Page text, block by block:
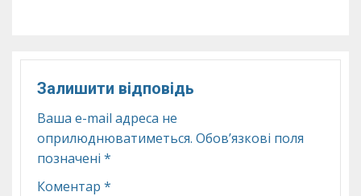
Залишити відповідь
Ваша e-mail адреса не
оприлюднюватиметься. Обов’язкові поля
позначені *
Коментар *